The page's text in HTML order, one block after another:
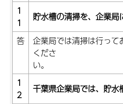
1
1
貯水槽の清掃を、企業局
答
企業局では清掃は行っ
くださ
い。
1
2
千葉県企業局では、貯